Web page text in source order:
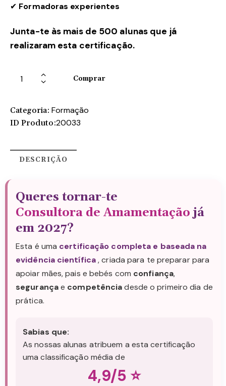
✔ Formadoras experientes
Junta-te às mais de 500 alunas que já
realizaram esta certificação.
Comprar
Categoria:Formação
ID Produto:20033
DESCRIÇÃO
Queres tornar-te
Consultora de Amamentaçãojá
em 2027?
Esta é uma certificação completa e baseada na
evidência científica, criada para te preparar para
apoiar mães, pais e bebés com confiança,
segurançae competênciadesde o primeiro dia de
prática.
Sabias que:
As nossas alunas atribuem a esta certificação
uma classificação média de
4,9/5 ⭐